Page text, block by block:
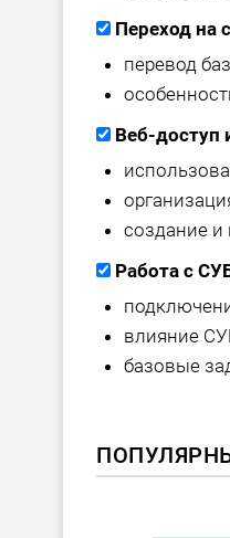
Переход на
перевод
Веб-доступ
создание и
Работа с
влияние
базовые